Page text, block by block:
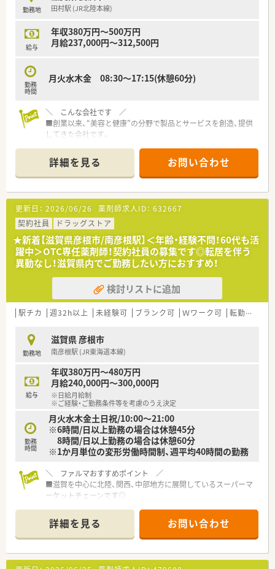
勤務地 田村駅 (JR北陸本線)
給与
年収380万円～500万円
月給237,000円～312,500円
勤務
時間
月火水木金 08:30～17:15(休憩60分)
＼ こんな会社です ／
■創業以来、“美容と健康”の分野で製品とサービスを創造、提供
してきた会社です。
像力を最大限に発揮し、企業活動を通じ社会に貢献しておりま
す。
■研究に基づく技術、素材の開発から、先端的な皮膚科学の研究
まで、あらゆる角度から次世代の美容と健康を追求しています。
■大学や各種研究機関との連携も積極的に行い、サイエンスに裏
打ちされた独創的でリアルな効能効果を有する化粧品の開発に
取り組んでいます。
■海外でも生産体制を整えており、中国を中心に整備していま
す。
■いずれの工場も、原材料の調達から物流にいたるすべての段階
で、厳しい品質管理を実施しています。
■チームとして知恵と力を結集することを使命としているため
居王朝性のある方が多く所属しております。
詳細を見る お問い合わせ
更新日： 2026/06/26 薬剤師求人ID： 632667
契約社員
ドラッグストア
★新着【滋賀県彦根市/南彦根駅】＜年齢・経験不問！60代も活
躍中＞OTC専任薬剤師！契約社員の募集です◎転居を伴う
異動なし！滋賀県内でご勤務したい方におすすめ！
検討リストに追加
駅チカ 週32h以上 未経験可 ブランク可 Ｗワーク可 転勤なし
勤務地
滋賀県 彦根市
南彦根駅 (JR東海道本線)
給与
年収380万円～480万円
月給240,000円～300,000円
※日給月給制
※ご経験・ご勤務条件等を考慮のうえ決定
勤務
時間
月火水木金土日祝/10:00～21:00
※6時間/日以上勤務の場合は休憩45分
8時間/日以上勤務の場合は休憩60分
※1か月単位の変形労働時間制、週平均40時間の勤務
＼ ファルマおすすめポイント ／
■滋賀を中心に北陸、関西、中部地方に展開しているスーパーマ
ーケットチェーンです◎
歓迎いたします♪
■OTC販売、レジ打ちや品出し、発注業務をご担当いただきま
す！OJT研修もありますので、安心してご勤務いただけます◎
■第1類医薬品の販売開始に伴う募集です！
■南彦根駅から徒歩6分に位置していますので、公共交通機関で
詳細を見る お問い合わせ